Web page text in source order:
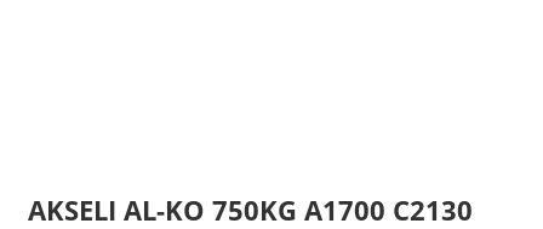
AKSELI AL-KO 750KG A1700 C2130